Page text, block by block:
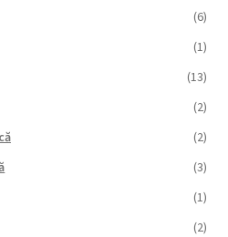
(6)
(1)
(13)
(2)
(2)
(3)
(1)
(2)